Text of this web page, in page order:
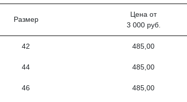
Размер
Цена от
3 000 руб.
42 485,00
44 485,00
46 485,00